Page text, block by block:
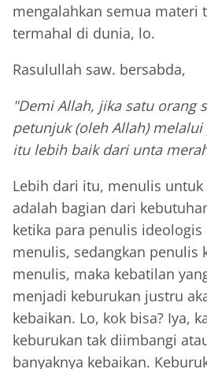
mengalahkan semua materi
termahal di dunia, lo.
Rasulullah saw. bersabda,
"Demi Allah, jika satu orang
petunjuk (oleh Allah)
itu lebih baik dari unta
Lebih dari itu, menulis untuk
adalah bagian dari
ketika para penulis ideologis
menulis, sedangkan penulis
menulis, maka kebatilan
menjadi keburukan justru
kebaikan. Lo, kok bisa? Iya,
keburukan tak diimbangi
banyaknya kebaikan.